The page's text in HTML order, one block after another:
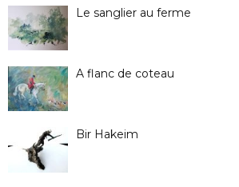
Le sanglier au ferme
A flanc de coteau
Bir Hakeim